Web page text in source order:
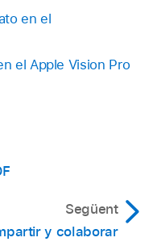
en el
el Apple Vision Pro
Següent
y colaborar